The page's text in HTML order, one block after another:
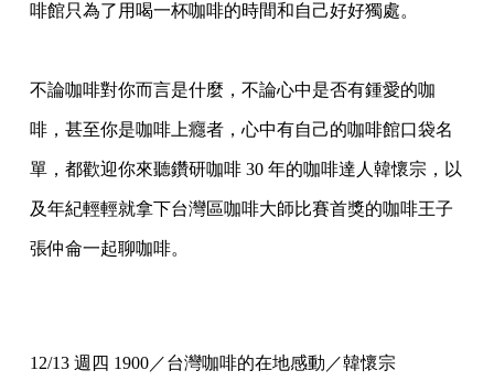
啡館只為了用喝一杯咖啡的時間和自己好好獨處。
不論咖啡對你而言是什麼，不論心中是否有鍾愛的咖
啡，甚至你是咖啡上癮者，心中有自己的咖啡館口袋名
單，都歡迎你來聽鑽研咖啡 30 年的咖啡達人韓懷宗，以
及年紀輕輕就拿下台灣區咖啡大師比賽首獎的咖啡王子
張仲侖一起聊咖啡。
12/13 週四 1900／台灣咖啡的在地感動／韓懷宗